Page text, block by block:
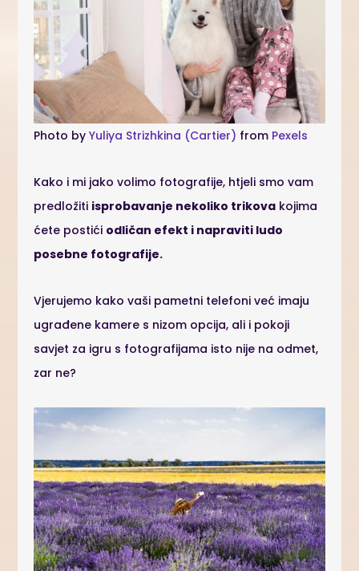
Photo byYuliya Strizhkina (Cartier) from Pexels
Kako i mi jako volimo fotografije, htjeli smo vam
predložiti isprobavanje nekoliko trikova kojima
ćete postići odličan efekt i napraviti ludo
posebne fotografije.
Vjerujemo kako vaši pametni telefoni već imaju
ugrađene kamere s nizom opcija, ali i pokoji
savjet za igru s fotografijama isto nije na odmet,
zar ne?